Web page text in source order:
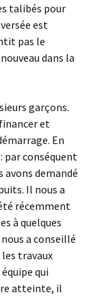
talibés pour
est
pas le
dans la
garçons.
et
En
par conséquent
avons demandé
Il nous a
récemment
à quelques
a conseillé
travaux
qui
atteinte, il